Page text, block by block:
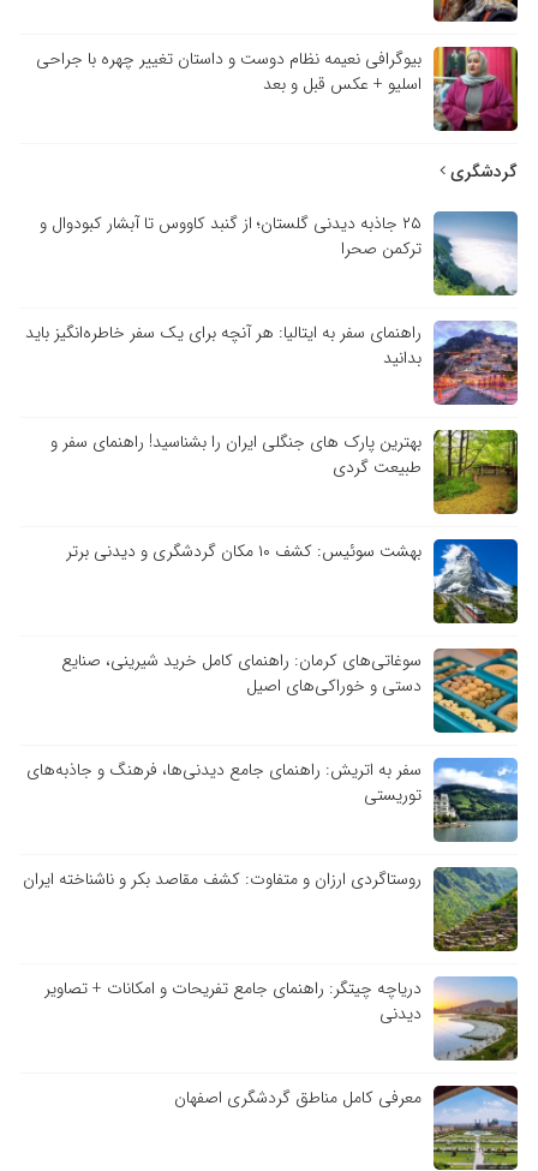
بیوگرافی نعیمه نظام دوست و داستان تغییر چهره با جراحی
اسلیو + عکس قبل و بعد
گردشگری
۲۵ جاذبه دیدنی گلستان؛ از گنبد کاووس تا آبشار کبودوال و
ترکمن صحرا
راهنمای سفر به ایتالیا: هر آنچه برای یک سفر خاطره‌انگیز باید
بدانید
بهترین پارک های جنگلی ایران را بشناسید! راهنمای سفر و
طبیعت گردی
بهشت سوئیس: کشف ۱۰ مکان گردشگری و دیدنی برتر
سوغاتی‌های کرمان: راهنمای کامل خرید شیرینی، صنایع
دستی و خوراکی‌های اصیل
سفر به اتریش: راهنمای جامع دیدنی‌ها، فرهنگ و جاذبه‌های
توریستی
روستاگردی ارزان و متفاوت: کشف مقاصد بکر و ناشناخته ایران
دریاچه چیتگر: راهنمای جامع تفریحات و امکانات + تصاویر
دیدنی
معرفی کامل مناطق گردشگری اصفهان